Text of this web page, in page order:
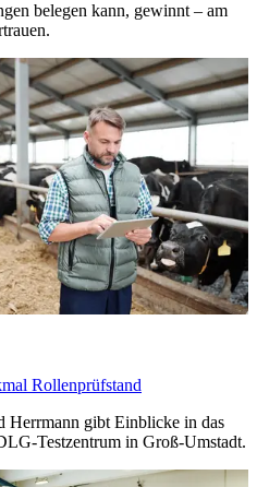
belegen kann, gewinnt – am
Rollenprüfstand
Herrmann gibt Einblicke in das
Testzentrum in Groß-Umstadt.